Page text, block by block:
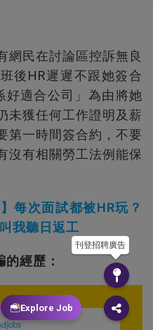
網民在討論區控訴無良
後HR遲遲不跟她簽合
好適合公司」為由將她
未獲任何工作證明及薪
第一時間簽合約，不要
沒有相關勞工法例能保
每次面試都被HR玩？
我聽日返工
經歷：
刊登招聘廣告
Explore Job